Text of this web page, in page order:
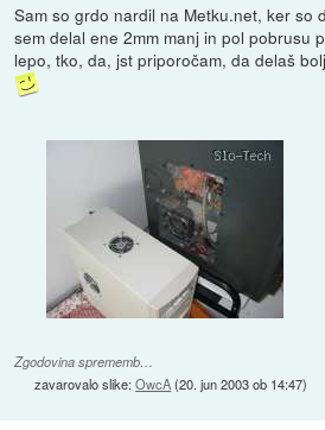
Sam so grdo nardil na Metku.net, ker so
sem delal ene 2mm manj in pol pobrusu
lepo, tko, da, jst priporočam, da delaš
Zgodovina sprememb…
zavarovalo slike:OwcA(20. jun 2003 ob 14:47)